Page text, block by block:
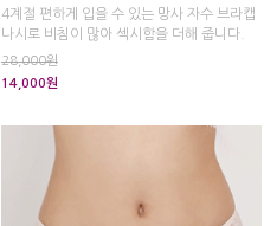
4계절 편하게 입을 수 있는 망사 자수 브라캡
나시로 비침이 많아 섹시함을 더해 줍니다.
28,000원
14,000원